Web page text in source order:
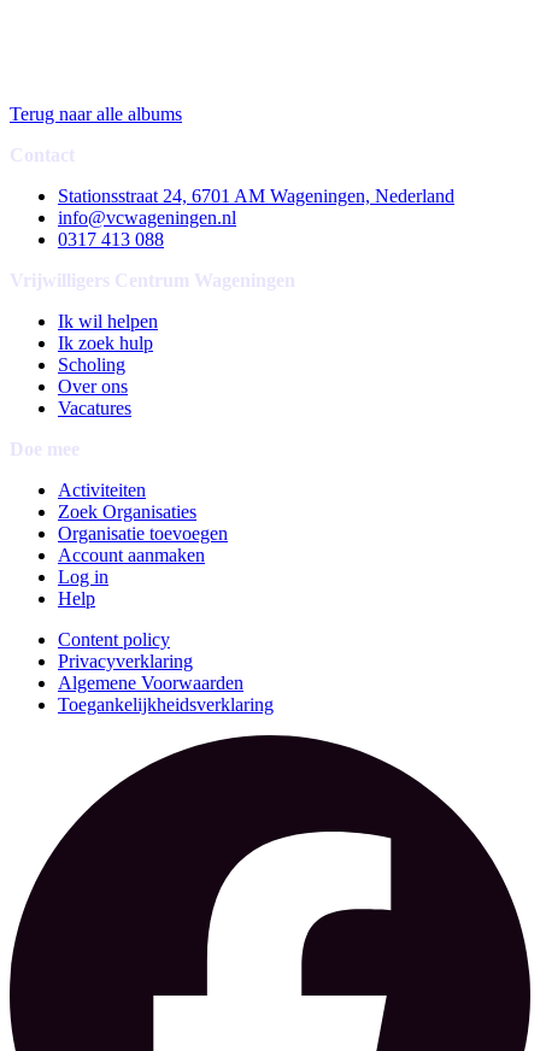
Terug naar alle albums
Contact
Stationsstraat 24, 6701 AM Wageningen, Nederland
info@vcwageningen.nl
0317 413 088
Vrijwilligers Centrum Wageningen
Ik wil helpen
Ik zoek hulp
Scholing
Over ons
Vacatures
Doe mee
Activiteiten
Zoek Organisaties
Organisatie toevoegen
Account aanmaken
Log in
Help
Content policy
Privacyverklaring
Algemene Voorwaarden
Toegankelijkheidsverklaring